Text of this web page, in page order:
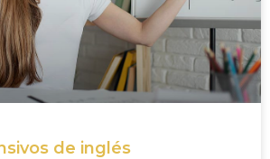
de inglés